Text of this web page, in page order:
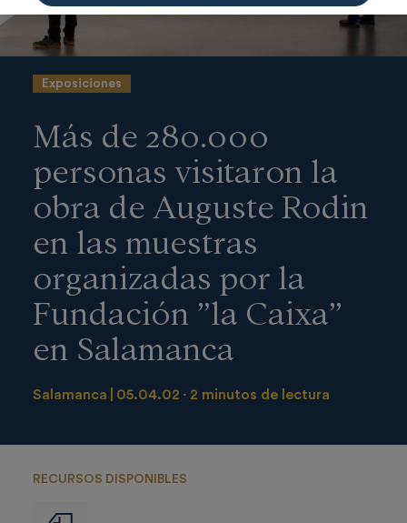
Exposiciones
Más de 280.000
personas visitaron la
obra de Auguste Rodin
en las muestras
organizadas por la
Fundación ”la Caixa”
en Salamanca
Salamanca 05.04.02 2 minutos de lectura
RECURSOS DISPONIBLES